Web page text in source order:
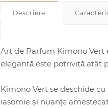
Descriere
Art de Parfum Kimono Vert
elegantă este potrivită atât
Kimono Vert se deschide
iasomie și nuanțe